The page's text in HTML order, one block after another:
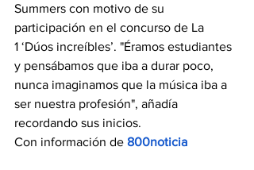
Summers con motivo de su
participación en el concurso de La
1 ‘Dúos increíbles’. "Éramos estudiantes
y pensábamos que iba a durar poco,
nunca imaginamos que la música iba a
ser nuestra profesión", añadía
recordando sus inicios.
Con información de 800noticia